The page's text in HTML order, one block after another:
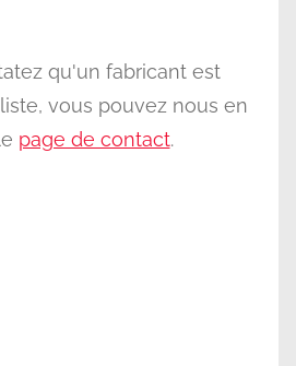
qu'un fabricant est
vous pouvez nous en
page de contact.